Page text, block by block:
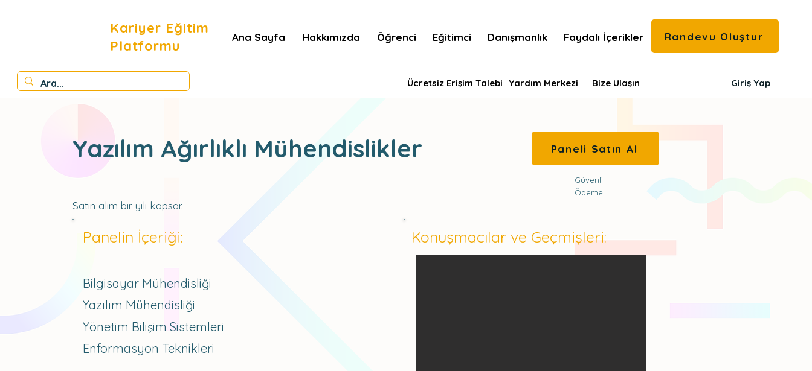
Kariyer Eğitim
Platformu
Ana Sayfa Hakkımızda Öğrenci Eğitimci Danışmanlık Faydalı İçerikler Randevu Oluştur
Ücretsiz Erişim Talebi Yardım Merkezi Bize Ulaşın Giriş Yap
Yazılım Ağırlıklı Mühendislikler Paneli Satın Al
Satın alım bir yılı kapsar.
Panelin İçeriği:
Bilgisayar Mühendisliği
Yazılım Mühendisliği
Yönetim Bilişim Sistemleri
Enformasyon Teknikleri
Güvenli
Ödeme
Konuşmacılar ve Geçmişleri: